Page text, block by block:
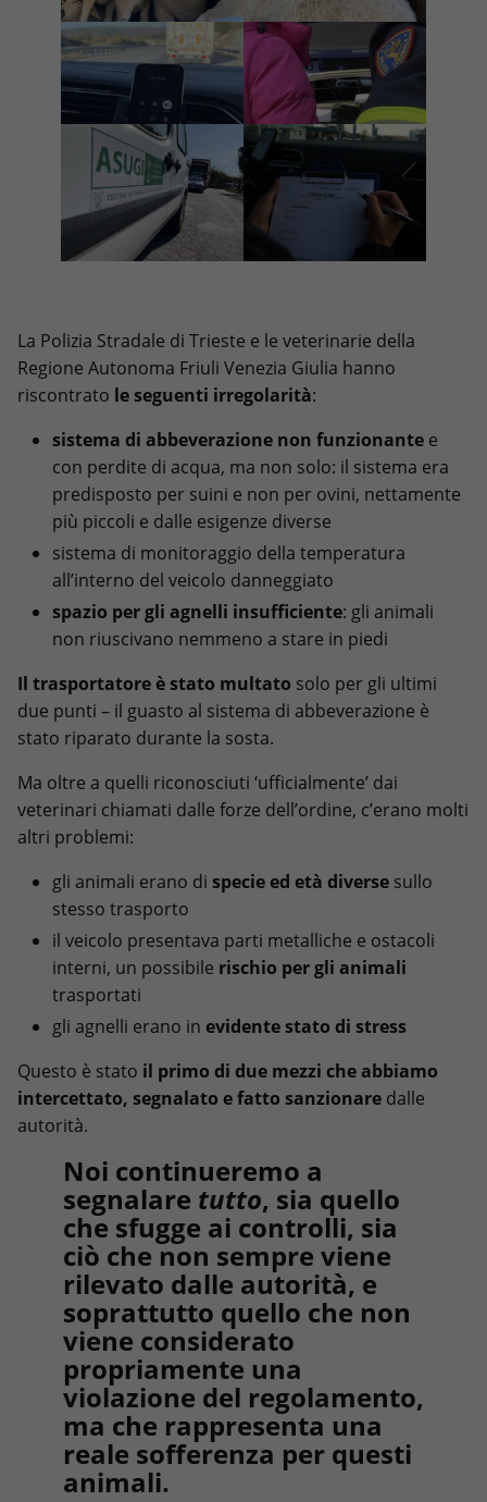
La Polizia Stradale di Trieste e le veterinarie della
Regione Autonoma Friuli Venezia Giulia hanno
riscontrato le seguenti irregolarità:
sistema di abbeverazione non funzionante e
con perdite di acqua, ma non solo: il sistema era
predisposto per suini e non per ovini, nettamente
più piccoli e dalle esigenze diverse
sistema di monitoraggio della temperatura
all’interno del veicolo danneggiato
spazio per gli agnelli insufficiente: gli animali
non riuscivano nemmeno a stare in piedi
Il trasportatore è stato multato solo per gli ultimi
due punti – il guasto al sistema di abbeverazione è
stato riparato durante la sosta.
Ma oltre a quelli riconosciuti ‘ufficialmente’ dai
veterinari chiamati dalle forze dell’ordine, c’erano molti
altri problemi:
gli animali erano di specie ed età diverse sullo
stesso trasporto
il veicolo presentava parti metalliche e ostacoli
interni, un possibile rischio per gli animali
trasportati
gli agnelli erano in evidente stato di stress
Questo è stato il primo di due mezzi che abbiamo
intercettato, segnalato e fatto sanzionare dalle
autorità.
Noi continueremo a
segnalare tutto, sia quello
che sfugge ai controlli, sia
ciò che non sempre viene
rilevato dalle autorità, e
soprattutto quello che non
viene considerato
propriamente una
violazione del regolamento,
ma che rappresenta una
reale sofferenza per questi
animali.